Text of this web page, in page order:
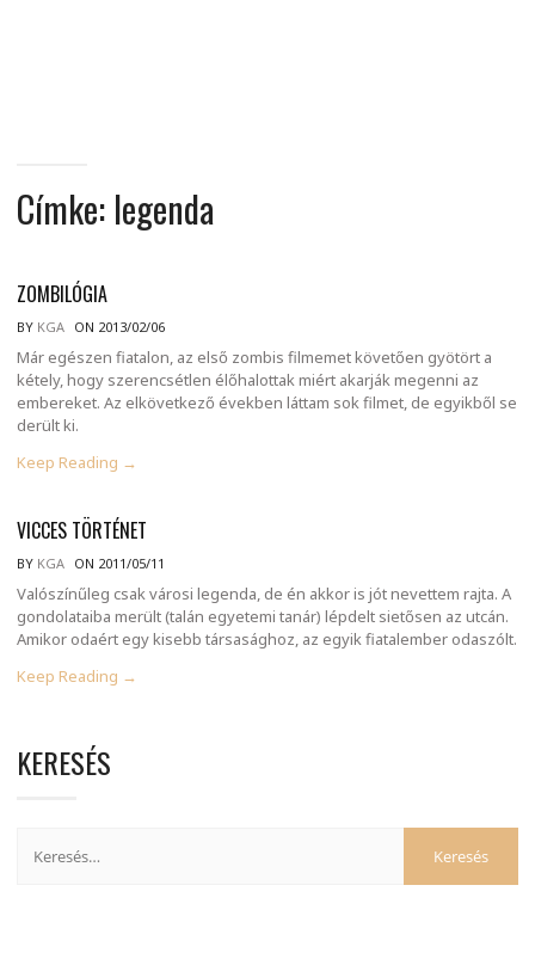
Címke: legenda
ZOMBILÓGIA
BY KGA ON 2013/02/06
Már egészen fiatalon, az első zombis filmemet követően gyötört a
kétely, hogy szerencsétlen élőhalottak miért akarják megenni az
embereket. Az elkövetkező években láttam sok filmet, de egyikből se
derült ki.
Keep Reading →
VICCES TÖRTÉNET
BY KGA ON 2011/05/11
Valószínűleg csak városi legenda, de én akkor is jót nevettem rajta. A
gondolataiba merült (talán egyetemi tanár) lépdelt sietősen az utcán.
Amikor odaért egy kisebb társasághoz, az egyik fiatalember odaszólt.
Keep Reading →
KERESÉS